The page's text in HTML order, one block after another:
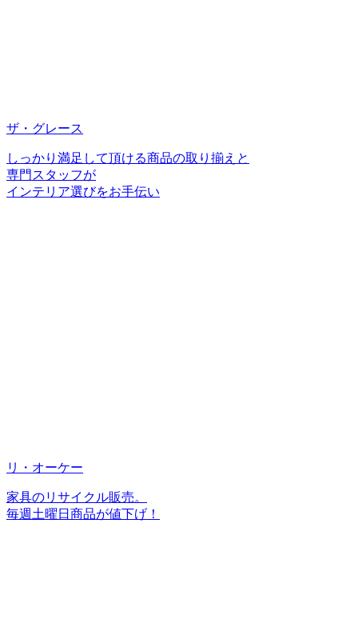
ザ・グレース
しっかり満足して頂ける商品の取り揃えと
専門スタッフが
インテリア選びをお手伝い
リ・オーケー
家具のリサイクル販売。
毎週土曜日商品が値下げ！